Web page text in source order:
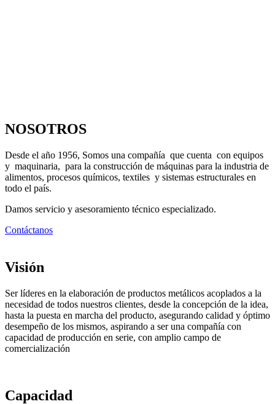
NOSOTROS
Desde el año 1956, Somos una compañía que cuenta con equipos
y maquinaria, para la construcción de máquinas para la industria de
alimentos, procesos químicos, textiles y sistemas estructurales en
todo el país.
Damos servicio y asesoramiento técnico especializado.
Contáctanos
Visión
Ser líderes en la elaboración de productos metálicos acoplados a la
necesidad de todos nuestros clientes, desde la concepción de la idea,
hasta la puesta en marcha del producto, asegurando calidad y óptimo
desempeño de los mismos, aspirando a ser una compañía con
capacidad de producción en serie, con amplio campo de
comercialización
Capacidad